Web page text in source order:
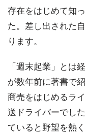
存在をはじめて知
た。差し出された
ります。
「週末起業」とは
が数年前に著書で
商売をはじめるラ
送ドライバーでし
ていると野望を熱